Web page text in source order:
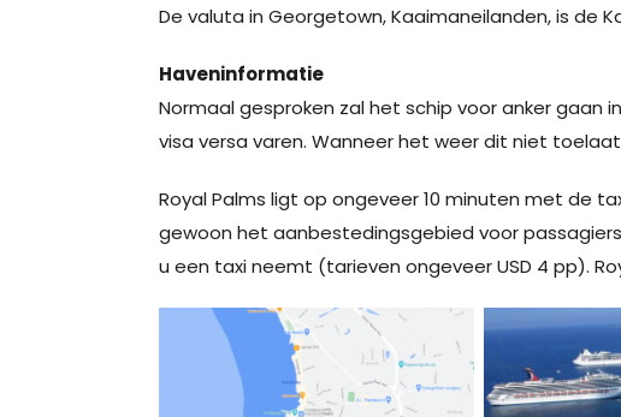
De valuta in Georgetown, Kaaimaneilanden, is de
Haveninformatie
Normaal gesproken zal het schip voor anker
visa versa varen. Wanneer het weer dit niet
Royal Palms ligt op ongeveer 10 minuten met de
gewoon het aanbestedingsgebied voor
u een taxi neemt (tarieven ongeveer USD 4 pp).